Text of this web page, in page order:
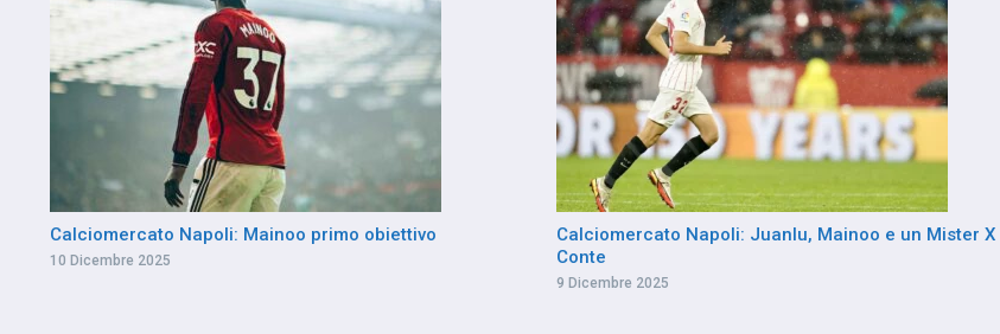
Calciomercato Napoli: Mainoo primo obiettivo
10 Dicembre 2025
Calciomercato Napoli: Juanlu, Mainoo e un Mister X
Conte
9 Dicembre 2025